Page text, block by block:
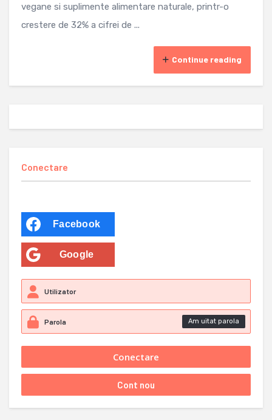
vegane si suplimente alimentare naturale, printr-o
crestere de 32% a cifrei de ...
Continue reading
Conectare
Facebook
Google
Am uitat parola